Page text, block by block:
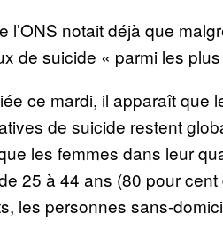
l’ONS notait déjà que
de suicide « parmi les
ce mardi, il apparaît que
de suicide restent
les femmes dans leur
25 à 44 ans (80 pour
les personnes sans-